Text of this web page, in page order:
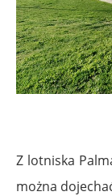
Z lotniska
można